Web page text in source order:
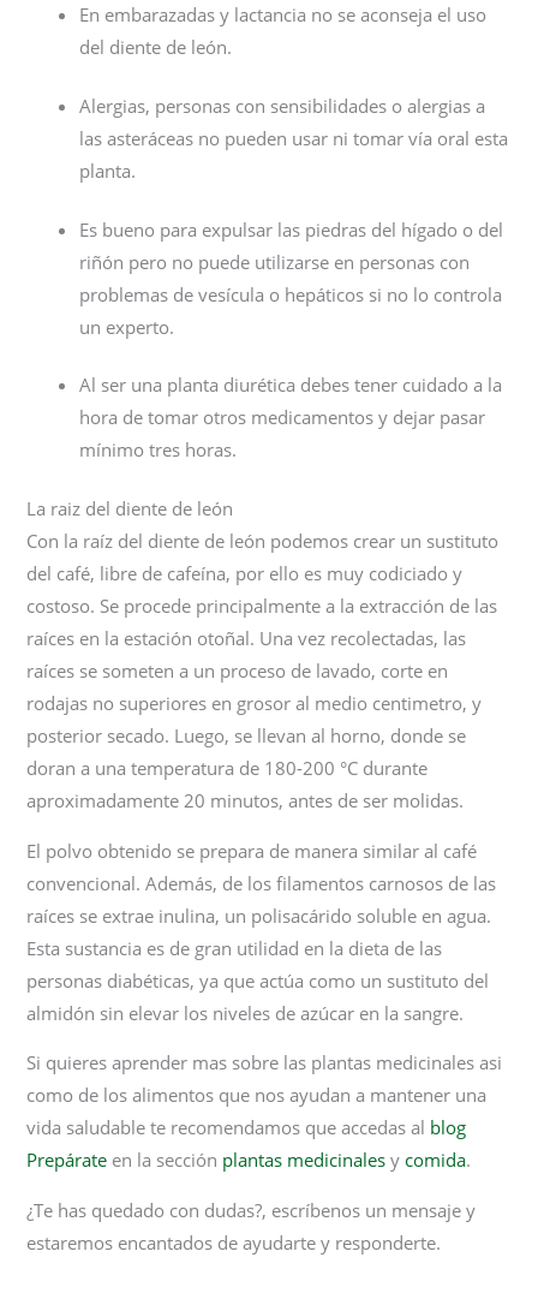
En embarazadas y lactancia no se aconseja el uso
del diente de león.
Alergias, personas con sensibilidades o alergias a
las asteráceas no pueden usar ni tomar vía oral esta
planta.
Es bueno para expulsar las piedras del hígado o del
riñón pero no puede utilizarse en personas con
problemas de vesícula o hepáticos si no lo controla
un experto.
Al ser una planta diurética debes tener cuidado a la
hora de tomar otros medicamentos y dejar pasar
mínimo tres horas.
La raiz del diente de león
Con la raíz del diente de león podemos crear un sustituto
del café, libre de cafeína, por ello es muy codiciado y
costoso. Se procede principalmente a la extracción de las
raíces en la estación otoñal. Una vez recolectadas, las
raíces se someten a un proceso de lavado, corte en
rodajas no superiores en grosor al medio centimetro, y
posterior secado. Luego, se llevan al horno, donde se
doran a una temperatura de 180-200 °C durante
aproximadamente 20 minutos, antes de ser molidas.
El polvo obtenido se prepara de manera similar al café
convencional. Además, de los filamentos carnosos de las
raíces se extrae inulina, un polisacárido soluble en agua.
Esta sustancia es de gran utilidad en la dieta de las
personas diabéticas, ya que actúa como un sustituto del
almidón sin elevar los niveles de azúcar en la sangre.
Si quieres aprender mas sobre las plantas medicinales asi
como de los alimentos que nos ayudan a mantener una
vida saludable te recomendamos que accedas al blog
Prepárate en la sección plantas medicinales y comida.
¿Te has quedado con dudas?, escríbenos un mensaje y
estaremos encantados de ayudarte y responderte.